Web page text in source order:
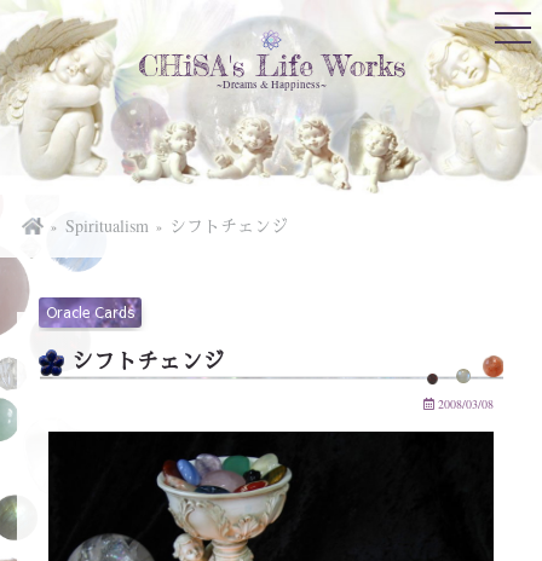
CHiSA's Life Works
~Dreams & Happiness~
Spiritualism シフトチェンジ
Oracle Cards
シフトチェンジ
2008/03/08